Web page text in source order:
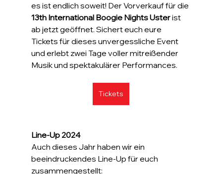
es ist endlich soweit! Der Vorverkauf für die
13th International Boogie Nights Uster ist
ab jetzt geöffnet. Sichert euch eure
Tickets für dieses unvergessliche Event
und erlebt zwei Tage voller mitreißender
Musik und spektakulärer Performances.
Tickets
Line-Up 2024
Auch dieses Jahr haben wir ein
beeindruckendes Line-Up für euch
zusammengestellt: